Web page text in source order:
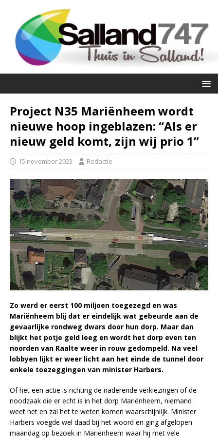
Project N35 Mariënheem wordt
nieuwe hoop ingeblazen: “Als er
nieuw geld komt, zijn wij prio 1”
15 november 2023 Redactie
Zo werd er eerst 100 miljoen toegezegd en was
Mariënheem blij dat er eindelijk wat gebeurde aan de
gevaarlijke rondweg dwars door hun dorp. Maar dan
blijkt het potje geld leeg en wordt het dorp even ten
noorden van Raalte weer in rouw gedompeld. Na veel
lobbyen lijkt er weer licht aan het einde de tunnel door
enkele toezeggingen van minister Harbers.
Of het een actie is richting de naderende verkiezingen of de
noodzaak die er echt is in het dorp Mariënheem, niemand
weet het en zal het te weten komen waarschijnlijk. Minister
Harbers voegde wel daad bij het woord en ging afgelopen
maandag op bezoek in Mariënheem waar hij met vele